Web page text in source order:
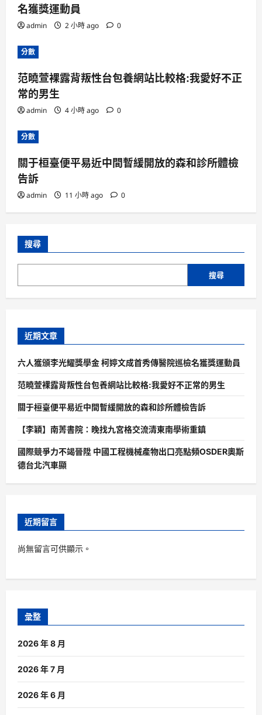
名獲獎運動員
admin 2 小時 ago 0
分數
范曉萱裸露背叛性台包養網站比較格:我愛好不正
常的男生
admin 4 小時 ago 0
分數
關于桓臺便平易近中間暫緩開放的森和診所體檢
告訴
admin 11 小時 ago 0
搜尋
搜尋
近期文章
六人獲頒李光耀獎學金 柯婷文成首秀傳醫院巡檢名獲獎運動員
范曉萱裸露背叛性台包養網站比較格:我愛好不正常的男生
關于桓臺便平易近中間暫緩開放的森和診所體檢告訴
【李穎】南菁書院：晚找九宮格交流清東南學術重鎮
國際競爭力不竭晉陞 中國工程機械產物出口亮點頻OSDER奧斯
德台北汽車顯
近期留言
尚無留言可供顯示。
彙整
2026 年 8 月
2026 年 7 月
2026 年 6 月